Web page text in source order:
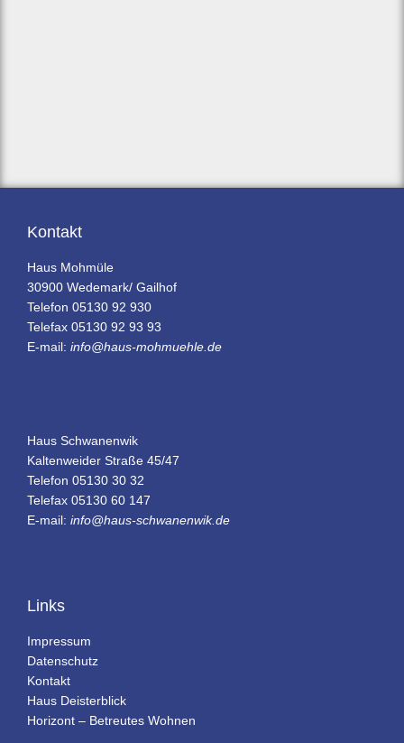
Kontakt
Haus Mohmüle
30900 Wedemark/ Gailhof
Telefon 05130 92 930
Telefax 05130 92 93 93
E-mail: info@haus-mohmuehle.de
Haus Schwanenwik
Kaltenweider Straße 45/47
Telefon 05130 30 32
Telefax 05130 60 147
E-mail: info@haus-schwanenwik.de
Links
Impressum
Datenschutz
Kontakt
Haus Deisterblick
Horizont – Betreutes Wohnen